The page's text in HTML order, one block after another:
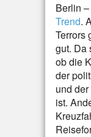
Berlin
Trend.
Terrors
gut. Da
ob die
der
und
ist.